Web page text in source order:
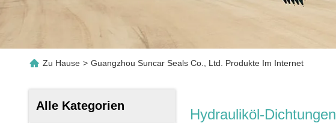
Zu Hause > Guangzhou Suncar Seals Co., Ltd. Produkte Im Internet
Alle Kategorien
Hydrauliköl-Dichtungen